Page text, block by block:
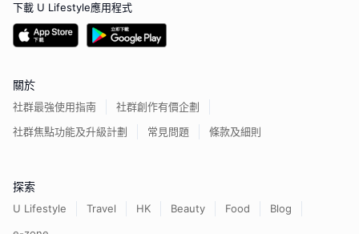
下載 U Lifestyle應用程式
關於
社群最強使用指南
社群創作有價企劃
社群焦點功能及升級計劃
常見問題 條款及細則
探索
U Lifestyle Travel HK Beauty Food
Blog